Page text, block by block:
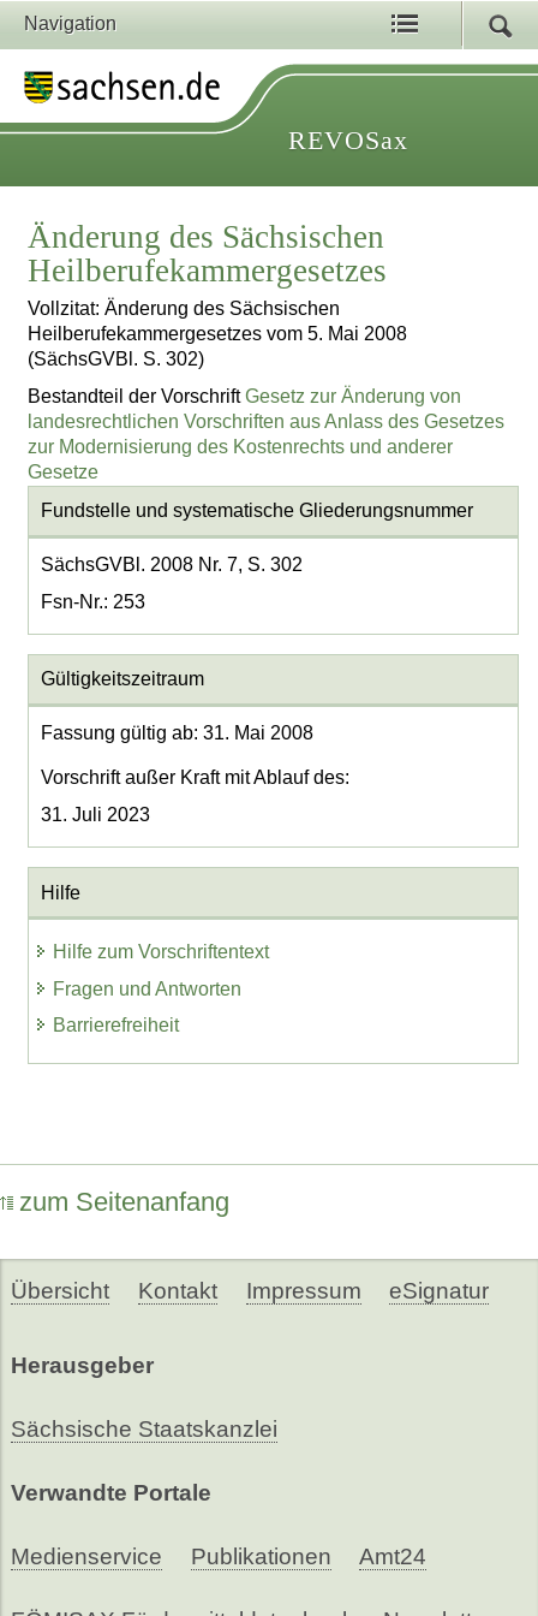
Navigation
REVOSax
Änderung des Sächsischen
Heilberufekammergesetzes
Vollzitat: Änderung des Sächsischen
Heilberufekammergesetzes vom 5. Mai 2008
(SächsGVBl. S. 302)
Bestandteil der VorschriftGesetz zur Änderung von
landesrechtlichen Vorschriften aus Anlass des Gesetzes
zur Modernisierung des Kostenrechts und anderer
Gesetze
Fundstelle und systematische Gliederungsnummer
SächsGVBl. 2008 Nr. 7, S. 302
Fsn-Nr.: 253
Gültigkeitszeitraum
Fassung gültig ab: 31. Mai 2008
Vorschrift außer Kraft mit Ablauf des:
31. Juli 2023
Hilfe
Hilfe zum Vorschriftentext
Fragen und Antworten
Barrierefreiheit
zum Seitenanfang
Übersicht Kontakt Impressum eSignatur
Herausgeber
Sächsische Staatskanzlei
Verwandte Portale
Medienservice Publikationen Amt24